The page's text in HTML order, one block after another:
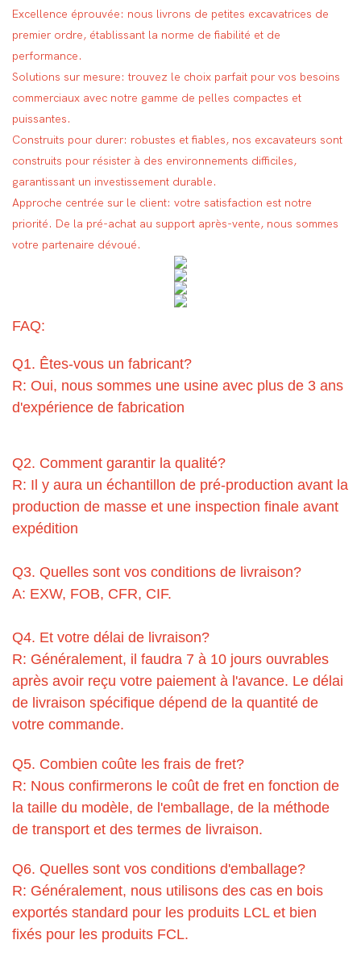
Excellence éprouvée: nous livrons de petites excavatrices de
premier ordre, établissant la norme de fiabilité et de
performance.
Solutions sur mesure: trouvez le choix parfait pour vos besoins
commerciaux avec notre gamme de pelles compactes et
puissantes.
Construits pour durer: robustes et fiables, nos excavateurs sont
construits pour résister à des environnements difficiles,
garantissant un investissement durable.
Approche centrée sur le client: votre satisfaction est notre
priorité. De la pré-achat au support après-vente, nous sommes
votre partenaire dévoué.
FAQ:
Q1. Êtes-vous un fabricant?
R: Oui, nous sommes une usine avec plus de 3 ans
d'expérience de fabrication
Q2. Comment garantir la qualité?
R: Il y aura un échantillon de pré-production avant la
production de masse et une inspection finale avant
expédition
Q3. Quelles sont vos conditions de livraison?
A: EXW, FOB, CFR, CIF.
Q4. Et votre délai de livraison?
R: Généralement, il faudra 7 à 10 jours ouvrables
après avoir reçu votre paiement à l'avance. Le délai
de livraison spécifique dépend de la quantité de
votre commande.
Q5. Combien coûte les frais de fret?
R: Nous confirmerons le coût de fret en fonction de
la taille du modèle, de l'emballage, de la méthode
de transport et des termes de livraison.
Q6. Quelles sont vos conditions d'emballage?
R: Généralement, nous utilisons des cas en bois
exportés standard pour les produits LCL et bien
fixés pour les produits FCL.